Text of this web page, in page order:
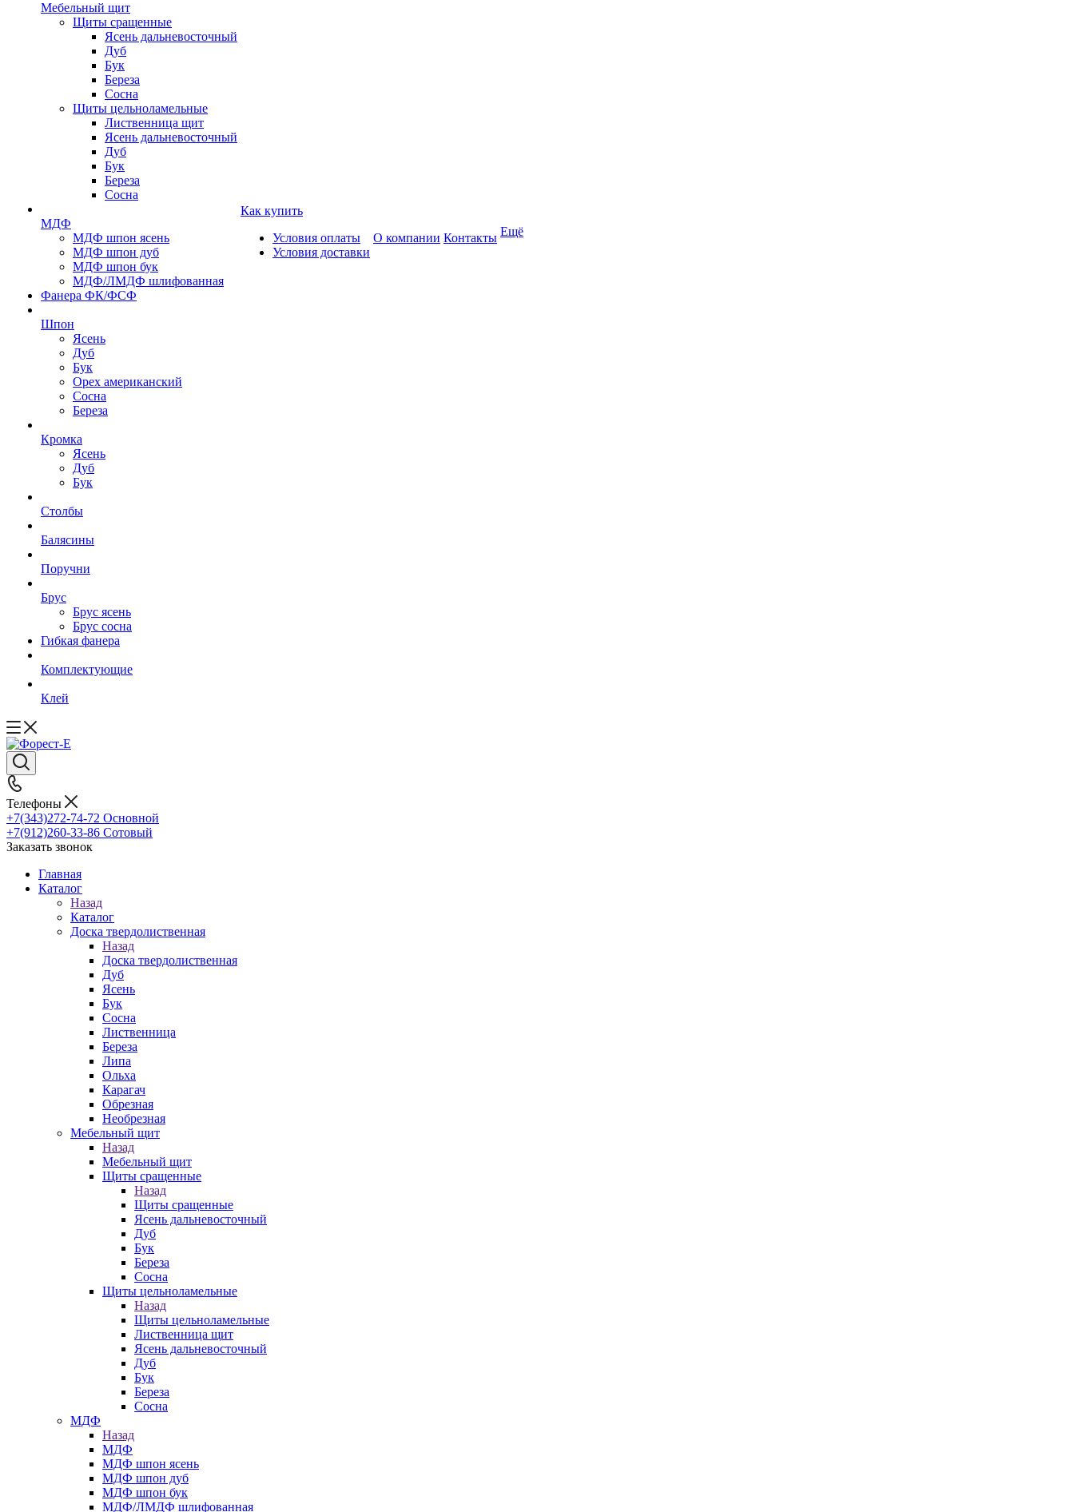
Мебельный щит
Щиты сращенные
Ясень дальневосточный
Дуб
Бук
Береза
Сосна
Щиты цельноламельные
Лиственница щит
Ясень дальневосточный
Дуб
Бук
Береза
Сосна
МДФ
МДФ шпон ясень
МДФ шпон дуб
МДФ шпон бук
МДФ/ЛМДФ шлифованная
Фанера ФК/ФСФ
Шпон
Ясень
Дуб
Бук
Орех американский
Сосна
Береза
Кромка
Ясень
Дуб
Бук
Столбы
Балясины
Поручни
Брус
Брус ясень
Брус сосна
Гибкая фанера
Комплектующие
Клей
Как купить
Условия оплаты
Условия доставки
О компании Контакты Ещё
Телефоны
+7(343)272-74-72 Основной
+7(912)260-33-86 Сотовый
Заказать звонок
Главная
Каталог
Назад
Каталог
Доска твердолиственная
Назад
Доска твердолиственная
Дуб
Ясень
Бук
Сосна
Лиственница
Береза
Липа
Ольха
Карагач
Обрезная
Необрезная
Мебельный щит
Назад
Мебельный щит
Щиты сращенные
Назад
Щиты сращенные
Ясень дальневосточный
Дуб
Бук
Береза
Сосна
Щиты цельноламельные
Назад
Щиты цельноламельные
Лиственница щит
Ясень дальневосточный
Дуб
Бук
Береза
Сосна
МДФ
Назад
МДФ
МДФ шпон ясень
МДФ шпон дуб
МДФ шпон бук
МДФ/ЛМДФ шлифованная